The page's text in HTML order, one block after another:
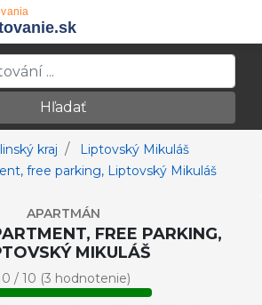
Hľadať
kraj
Liptovský Mikuláš
free parking, Liptovský Mikuláš
APARTMÁN
FREE PARKING,
MIKULÁŠ
/ 10 (3 hodnotenie)